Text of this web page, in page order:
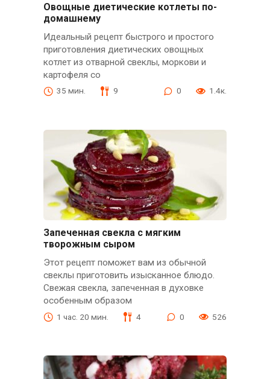
Овощные диетические котлеты по-
домашнему
Идеальный рецепт быстрого и простого
приготовления диетических овощных
котлет из отварной свеклы, моркови и
картофеля со
35 мин. 9 0 1.4к.
Запеченная свекла с мягким
творожным сыром
Этот рецепт поможет вам из обычной
свеклы приготовить изысканное блюдо.
Свежая свекла, запеченная в духовке
особенным образом
1 час. 20 мин. 4 0 526